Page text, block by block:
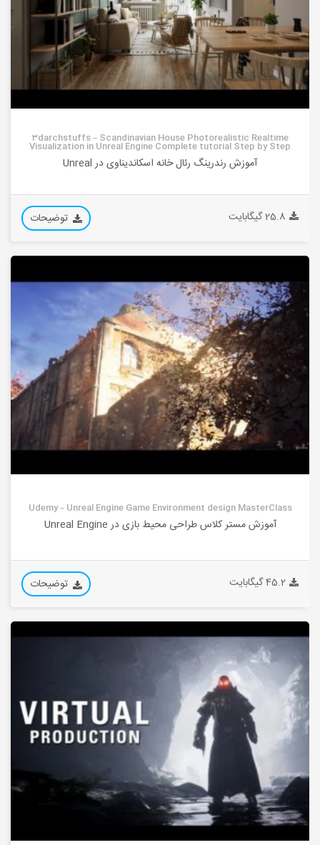
3darchstuffs – Scandinavian House Photorealistic Realtime
Visualization in Unreal Engine Complete tutorial Step by Step
آموزش رندرینگ رئال خانه اسکاندیناوی در Unreal
25.8 گیگابایت توضیحات
Udemy – Unreal Engine Game Environment design MasterClass
آموزش مستر کلاس طراحی محیط بازی در Unreal Engine
45.2 گیگابایت توضیحات